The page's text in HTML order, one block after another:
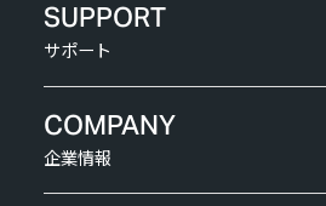
SUPPORT
サポート
COMPANY
企業情報